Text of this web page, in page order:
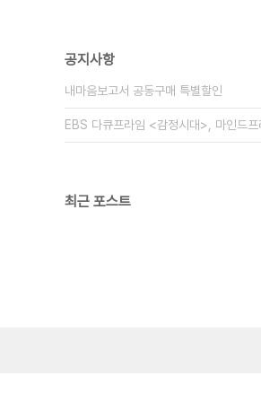
공지사항
내마음보고서 공동구매 특별할인
최근 포스트